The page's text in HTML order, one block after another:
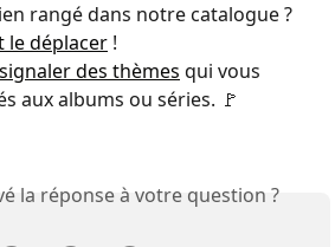
rangé dans notre catalogue ?
le déplacer !
signaler des thèmes qui vous
aux albums ou séries. 🚩
la réponse à votre question ?